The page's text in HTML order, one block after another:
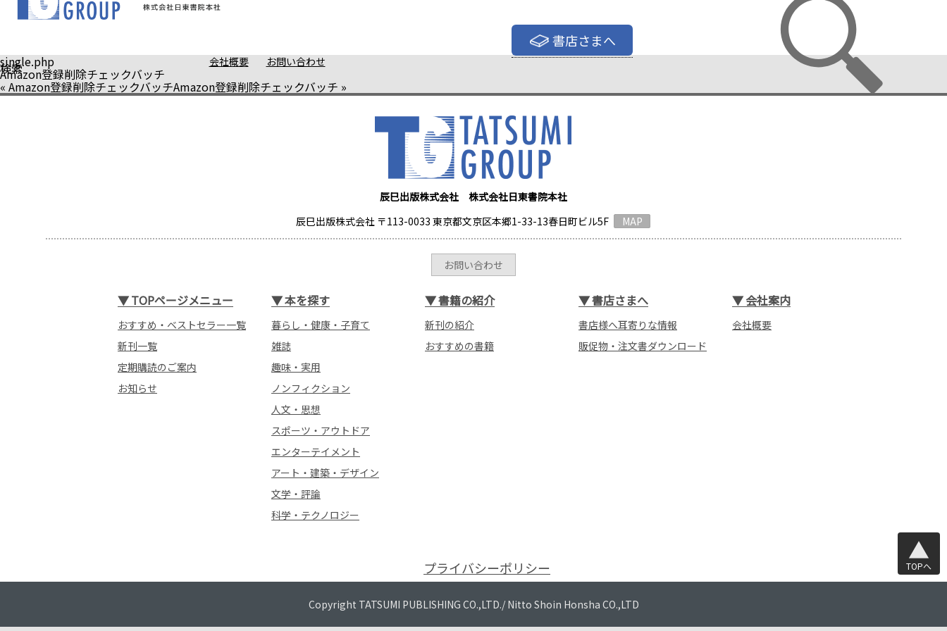
書店さまへ
会社概要 お問い合わせ
検索
single.php
Amazon登録削除チェックバッチ
« Amazon登録削除チェックバッチAmazon登録削除チェックバッチ »
辰巳出版株式会社 株式会社日東書院本社
辰巳出版株式会社 〒113-0033 東京都文京区本郷1-33-13春日町ビル5F
MAP
お問い合わせ
▼TOPページメニュー
おすすめ・ベストセラー一覧
新刊一覧
定期購読のご案内
お知らせ
▼本を探す
暮らし・健康・子育て
雑誌
趣味・実用
ノンフィクション
人文・思想
スポーツ・アウトドア
エンターテイメント
アート・建築・デザイン
文学・評論
科学・テクノロジー
▼書籍の紹介
新刊の紹介
おすすめの書籍
▼書店さまへ
書店様へ耳寄りな情報
販促物・注文書ダウンロード
▼会社案内
会社概要
プライバシーポリシー TOPへ
Copyright TATSUMI PUBLISHING CO.,LTD./ Nitto Shoin Honsha CO.,LTD